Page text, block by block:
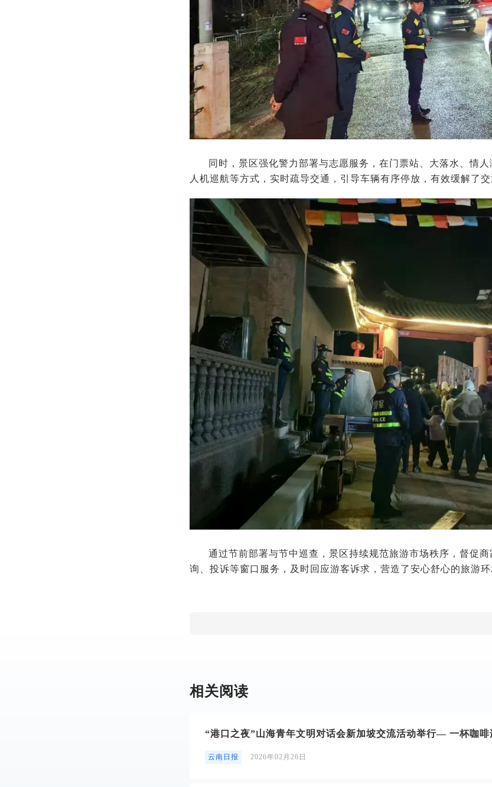
同时，景区强化警力部署与志愿服务，在门票站、大落水、情
人机巡航等方式，实时疏导交通，引导车辆有序停放，有效缓解了交
通过节前部署与节中巡查，景区持续规范旅游市场秩序，督促
询、投诉等窗口服务，及时回应游客诉求，营造了安心舒心的旅游环
相关阅读
“港口之夜”山海青年文明对话会新加坡交流活动举行— 一杯咖啡
云南日报 2026年02月26日